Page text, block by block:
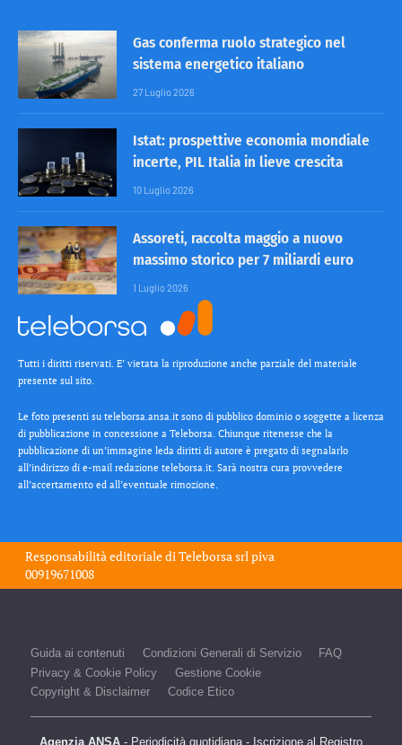
Gas conferma ruolo strategico nel
sistema energetico italiano
27 Luglio 2026
Istat: prospettive economia mondiale
incerte, PIL Italia in lieve crescita
10 Luglio 2026
Assoreti, raccolta maggio a nuovo
massimo storico per 7 miliardi euro
1 Luglio 2026
Tutti i diritti riservati. E’ vietata la riproduzione anche parziale del materiale
presente sul sito.
Le foto presenti su teleborsa.ansa.it sono di pubblico dominio o soggette a licenza
di pubblicazione in concessione a Teleborsa. Chiunque ritenesse che la
pubblicazione di un’immagine leda diritti di autore è pregato di segnalarlo
all’indirizzo di e-mail redazione teleborsa.it. Sarà nostra cura provvedere
all’accertamento ed all’eventuale rimozione.
Responsabilità editoriale diTeleborsa srlpiva
00919671008
Guida ai contenuti Condizioni Generali di Servizio
FAQ
Privacy & Cookie Policy
Gestione Cookie
Copyright & Disclaimer
Codice Etico
Agenzia ANSA - Periodicità quotidiana - Iscrizione al Registro